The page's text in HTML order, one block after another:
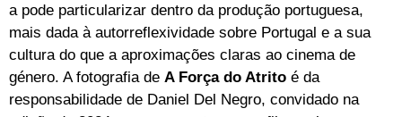
a pode particularizar dentro da produção portuguesa,
mais dada à autorreflexividade sobre Portugal e a sua
cultura do que a aproximações claras ao cinema de
género. A fotografia de A Força do Atrito é da
responsabilidade de Daniel Del Negro, convidado na